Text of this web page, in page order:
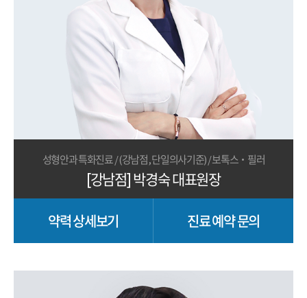
성형안과 특화진료 / (강남점, 단일의사기준) / 보톡스·필러
[강남점] 박경숙 대표원장
약력 상세보기 진료 예약 문의